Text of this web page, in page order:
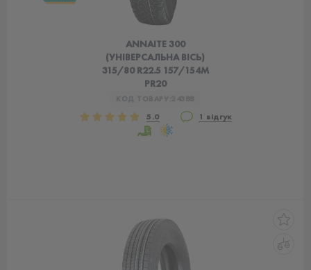
ANNAITE 300
(УНІВЕРСАЛЬНА ВІСЬ)
315/80 R22.5 157/154M
PR20
24388
5.0 1 відгук